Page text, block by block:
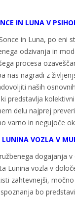
IN LUNA V
in Luna, po eni
odzivanja in
procesa
nas nagradi z
naših
predstavlja
delu najprej
varno in negujoče
VOZLA V
dogajanja
Lunina vozla v
zahtevnejši,
bo